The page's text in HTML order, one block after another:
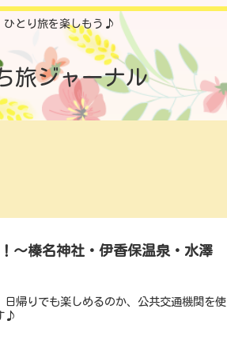
ひとり旅を楽しもう♪
旅ジャーナル
～榛名神社・伊香保温泉・水澤
帰りでも楽しめるのか、公共交通機関を使
♪